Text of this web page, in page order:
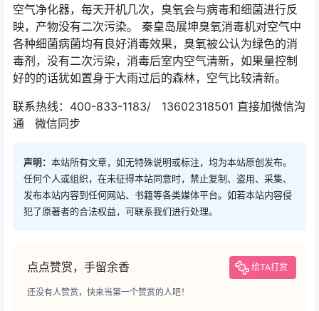
空气净化器，每天开机几次，臭氧会与病毒和细菌进行反
映，产物没有二次污染。 秦皇岛展坤臭氧消毒机对空气中
各种细菌病菌均有良好消毒效果，臭氧被公认为绿色的消
毒剂，没有二次污染，消毒后室内空气清新，如果量控制
好的的话犹如置身于大雨过后的森林，空气比较清新。
联系热线：400-833-1183/ 13602318501 直接加微信沟
通 微信同步
声明： 本站所有文章，如无特殊说明或标注，均为本站原创发布。
任何个人或组织，在未征得本站同意时，禁止复制、盗用、采集、
发布本站内容到任何网站、书籍等各类媒体平台。如若本站内容侵
犯了原著者的合法权益，可联系我们进行处理。
点点赞赏，手留余香 给TA打赏
还没有人赞赏，快来当第一个赞赏的人吧！